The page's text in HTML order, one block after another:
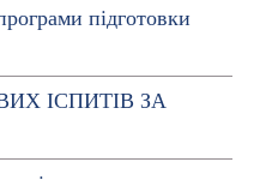
підготовки
ІСПИТІВ ЗА